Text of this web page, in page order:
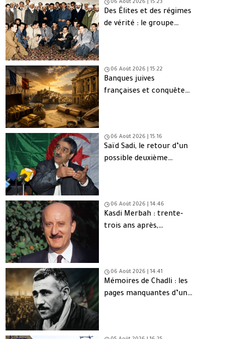
06 Août 2026 | 15:23
Des Élites et des régimes
de vérité : le groupe
06 Août 2026 | 15:22
Banques juives
françaises et conquête
06 Août 2026 | 15:16
Saïd Sadi, le retour d’un
possible deuxième
06 Août 2026 | 14:46
Kasdi Merbah : trente-
trois ans après,
06 Août 2026 | 14:41
Mémoires de Chadli : les
pages manquantes d’une